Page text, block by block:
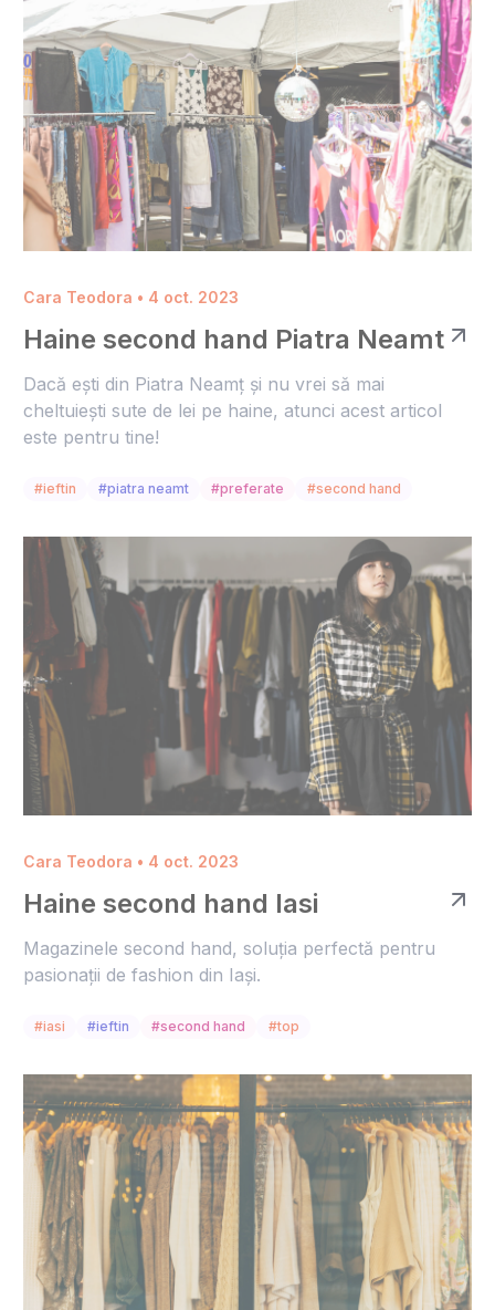
Cara Teodora • 4 oct. 2023
Haine second hand Piatra Neamt
Dacă ești din Piatra Neamț și nu vrei să mai
cheltuiești sute de lei pe haine, atunci acest articol
este pentru tine!
#ieftin #piatra neamt #preferate #second hand
Cara Teodora • 4 oct. 2023
Haine second hand Iasi
Magazinele second hand, soluția perfectă pentru
pasionații de fashion din Iași.
#iasi #ieftin #second hand #top